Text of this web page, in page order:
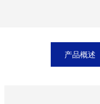
产品概述